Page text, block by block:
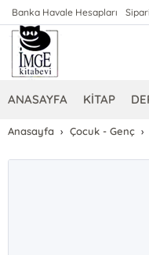
Banka Havale Hesapları
ANASAYFA KİTAP
Anasayfa Çocuk - Genç